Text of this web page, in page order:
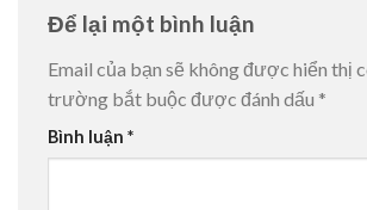
Để lại một bình luận
Email của bạn sẽ không được hiển thị
trường bắt buộc được đánh dấu *
Bình luận *